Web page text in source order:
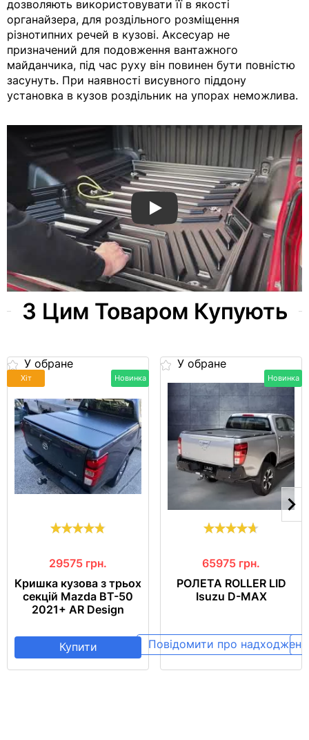
дозволяють використовувати її в якості
органайзера, для роздільного розміщення
різнотипних речей в кузові. Аксесуар не
призначений для подовження вантажного
майданчика, під час руху він повинен бути повністю
засунуть. При наявності висувного піддону
установка в кузов роздільник на упорах неможлива.
UNIVERSAL SLIDE TRAY
З Цим Товаром Купують
У обране
Новинка
Хіт
29575 грн.
Кришка кузова з трьох
секцій Mazda BT-50
2021+ AR Design
Купити
У обране
Новинка
65975 грн.
РОЛЕТА ROLLER LID
Isuzu D-MAX
Повідомити про